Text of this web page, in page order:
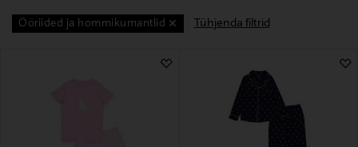
Ööriided ja hommikumantlid Tühjenda filtrid